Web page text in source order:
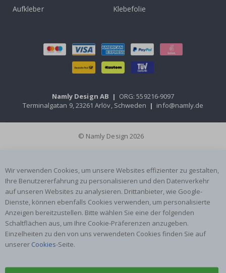
Aufkleber
Klebefolie
Namly Design AB | ORG: 559216-9097
Terminalgatan 9, 23261 Arlöv, Schweden | info@namly.de
© Namly Design 2026
Wir verwenden Cookies, um unsere Websites effizienter zu gestalten,
Ihre Benutzererfahrung zu personalisieren und den Datenverkehr
auf unseren Websites zu analysieren. Drittanbieter, wie Google-
Dienste, können ebenfalls Cookies verwenden, um personalisierte
Anzeigen bereitzustellen. Bitte wählen Sie eine der folgenden
Schaltflächen aus, um Ihre Cookie-Präferenzen anzugeben.
Einzelheiten zu den von uns verwendeten Cookies finden Sie auf
unserer Cookies-Seite.